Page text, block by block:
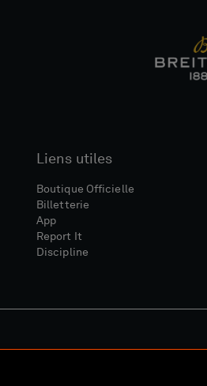
Liens utiles
Boutique Officielle
Billetterie
App
Report It
Discipline